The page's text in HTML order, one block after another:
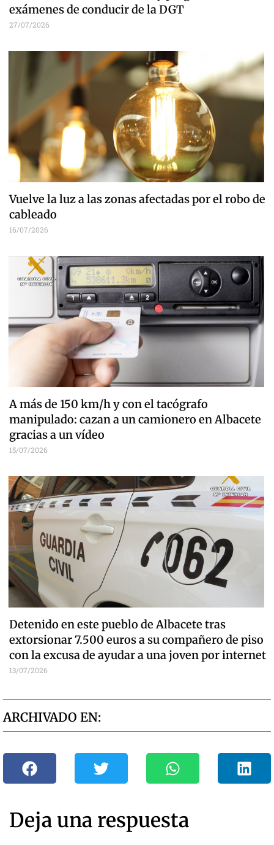
exámenes de conducir de la DGT
27/07/2026
Vuelve la luz a las zonas afectadas por el robo de
cableado
16/07/2026
A más de 150 km/h y con el tacógrafo
manipulado: cazan a un camionero en Albacete
gracias a un vídeo
15/07/2026
Detenido en este pueblo de Albacete tras
extorsionar 7.500 euros a su compañero de piso
con la excusa de ayudar a una joven por internet
13/07/2026
ARCHIVADO EN:
Deja una respuesta